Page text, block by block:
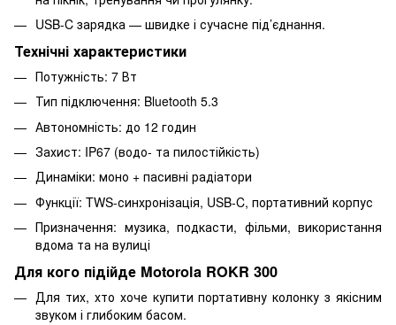
USB-C зарядка — швидке і сучасне під’єднання.
Технічні характеристики
Потужність: 7 Вт
Тип підключення: Bluetooth 5.3
Автономність: до 12 годин
Захист: IP67 (водо- та пилостійкість)
Динаміки: моно + пасивні радіатори
Функції: TWS-синхронізація, USB-C, портативний корпус
Призначення: музика, подкасти, фільми, використання
вдома та на вулиці
Для кого підійде Motorola ROKR 300
Для тих, хто хоче купити портативну колонку з якісним
звуком і глибоким басом.